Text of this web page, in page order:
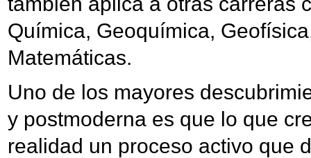
Química, Geoquímica,
Matemáticas.
Uno de los mayores
y postmoderna es que lo que
realidad un proceso activo que